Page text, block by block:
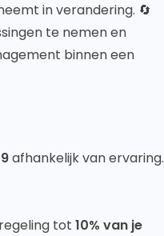
in verandering. 🔄
te nemen en
binnen een
afhankelijk van ervaring.
tot 10% van je